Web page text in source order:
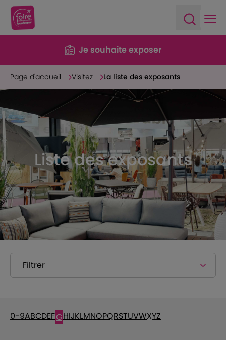
Je souhaite exposer
Page d'accueil Visitez La liste des exposants
Liste des exposants
Filtrer
0-9ABCDEFGHIJKLMNOPQRSTUVWXYZ